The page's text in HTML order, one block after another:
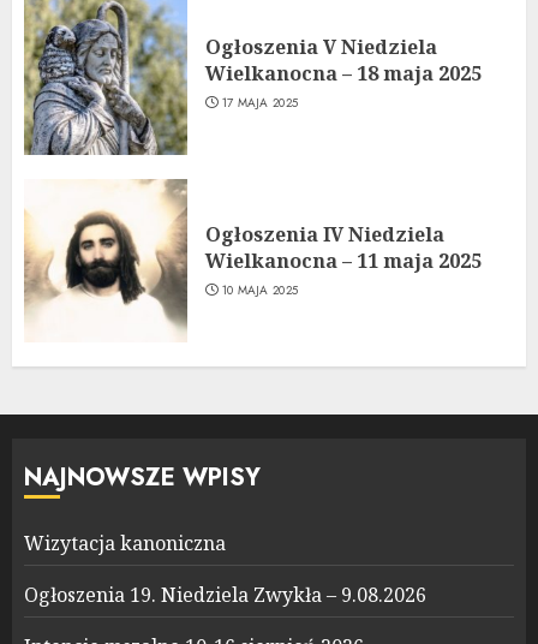
Ogłoszenia V Niedziela
Wielkanocna – 18 maja 2025
17 MAJA 2025
Ogłoszenia IV Niedziela
Wielkanocna – 11 maja 2025
10 MAJA 2025
NAJNOWSZE WPISY
Wizytacja kanoniczna
Ogłoszenia 19. Niedziela Zwykła – 9.08.2026